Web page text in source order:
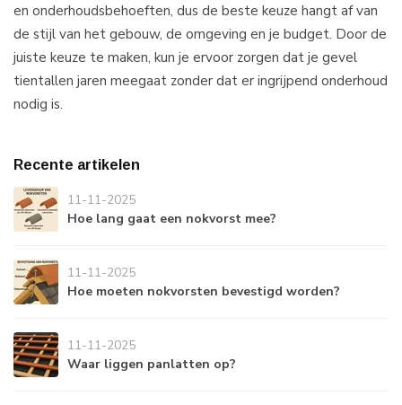
en onderhoudsbehoeften, dus de beste keuze hangt af van
de stijl van het gebouw, de omgeving en je budget. Door de
juiste keuze te maken, kun je ervoor zorgen dat je gevel
tientallen jaren meegaat zonder dat er ingrijpend onderhoud
nodig is.
Recente artikelen
11-11-2025
Hoe lang gaat een nokvorst mee?
11-11-2025
Hoe moeten nokvorsten bevestigd worden?
11-11-2025
Waar liggen panlatten op?